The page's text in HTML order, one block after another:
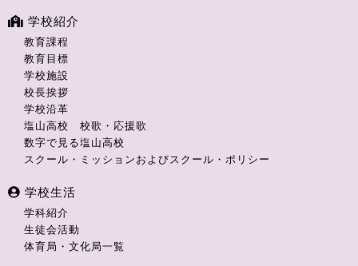
学校紹介
教育課程
教育目標
学校施設
校長挨拶
学校沿革
塩山高校 校歌・応援歌
数字で見る塩山高校
スクール・ミッションおよびスクール・ポリシー
学校生活
学科紹介
生徒会活動
体育局・文化局一覧